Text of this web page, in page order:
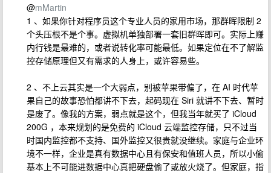
@mMartin
1 、如果你针对程序员这个专业人员的家用市场，那群晖限制 2
个头压根不是个事。虚拟机单独部署一套旧群晖即可。实际上赚
内行钱是最难的，或者说转化率可能最低。如果定位在不了解监
控存储原理但又有需求的人身上，或许容易些。
2 、不上云其实是一个大弱点，别被苹果带偏了，在 AI 时代苹
果自己的故事恐怕都讲不下去，起码现在 Siri 就讲不下去、暂时
是废了。像我的方案，弱点就是这个，但我当年就买了 iCloud
200G ，本来规划的是免费的 iCloud 云端监控存储，只不过当
时国内监控都不支持、国外监控又很贵就没继续。家庭与企业环
境不一样，企业是真有数据中心且有保安和值班人员，所以小偷
基本上不可能进数据中心真把硬盘偷了或放火烧了。但家庭，指